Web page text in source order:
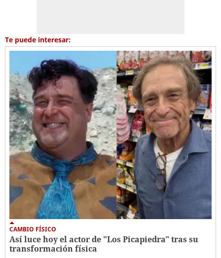
Te puede interesar:
CAMBIO FÍSICO
Así luce hoy el actor de "Los Picapiedra" tras su
transformación física